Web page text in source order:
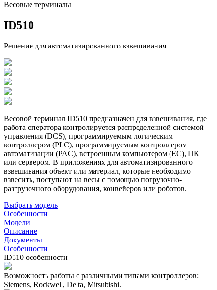
Весовые терминалы
ID510
Решение для автоматизированного взвешивания
Весовой терминал ID510 предназначен для взвешивания, где
работа оператора контролируется распределенной системой
управления (DCS), программируемым логическим
контроллером (PLC), программируемым контроллером
автоматизации (PAC), встроенным компьютером (EC), ПК
или сервером. В приложениях для автоматизированного
взвешивания объект или материал, которые необходимо
взвесить, поступают на весы с помощью погрузочно-
разгрузочного оборудования, конвейеров или роботов.
Выбрать модель
Особенности
Модели
Описание
Документы
Особенности
ID510 особенности
Возможность работы с различными типами контроллеров:
Siemens, Rockwell, Delta, Mitsubishi.